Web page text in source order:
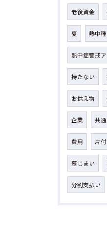
老後資金
夏 熱中種
熱中症警戒
持たない
お供え物
企業 共
費用 片
墓じまい
分割支払い